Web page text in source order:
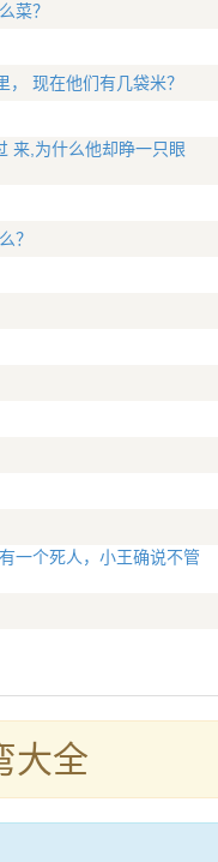
菜？
现在他们有几袋米？
来,为什么他却睁一只眼
？
一个死人，小王确说不管
大全